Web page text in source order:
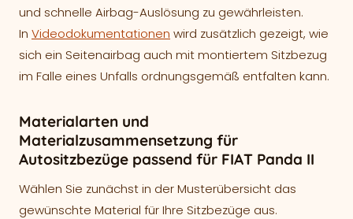
und schnelle Airbag-Auslösung zu gewährleisten.
In Videodokumentationen wird zusätzlich gezeigt, wie
sich ein Seitenairbag auch mit montiertem Sitzbezug
im Falle eines Unfalls ordnungsgemäß entfalten kann.
Materialarten und
Materialzusammensetzung für
Autositzbezüge passend für FIAT Panda II
Wählen Sie zunächst in der Musterübersicht das
gewünschte Material für Ihre Sitzbezüge aus.